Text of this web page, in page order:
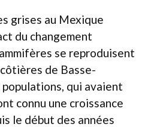
grises au Mexique
du changement
se reproduisent
de Basse-
qui avaient
connu une croissance
le début des années